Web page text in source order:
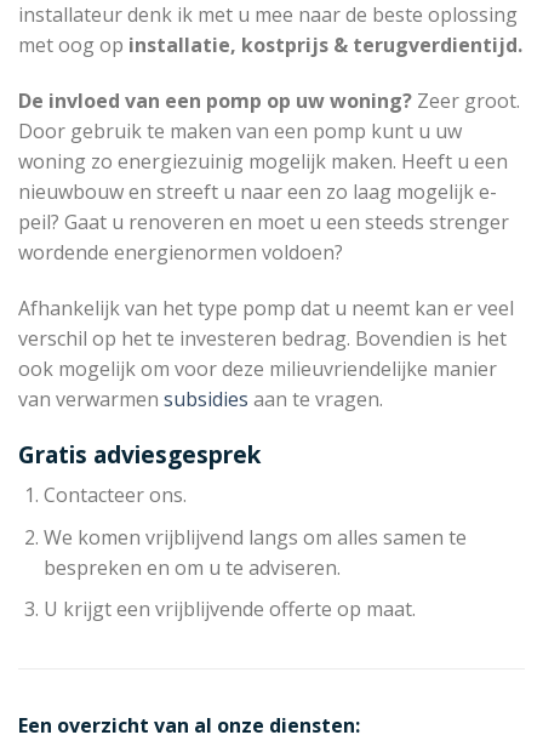
installateur denk ik met u mee naar de beste oplossing
met oog op installatie, kostprijs & terugverdientijd.
De invloed van een pomp op uw woning? Zeer groot.
Door gebruik te maken van een pomp kunt u uw
woning zo energiezuinig mogelijk maken. Heeft u een
nieuwbouw en streeft u naar een zo laag mogelijk e-
peil? Gaat u renoveren en moet u een steeds strenger
wordende energienormen voldoen?
Afhankelijk van het type pomp dat u neemt kan er veel
verschil op het te investeren bedrag. Bovendien is het
ook mogelijk om voor deze milieuvriendelijke manier
van verwarmen subsidies aan te vragen.
Gratis adviesgesprek
Contacteer ons.
We komen vrijblijvend langs om alles samen te
bespreken en om u te adviseren.
U krijgt een vrijblijvende offerte op maat.
Een overzicht van al onze diensten: